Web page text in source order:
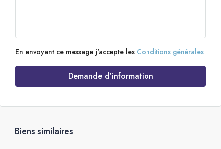
En envoyant ce message j'accepte les Conditions générales
Demande d'information
Biens similaires